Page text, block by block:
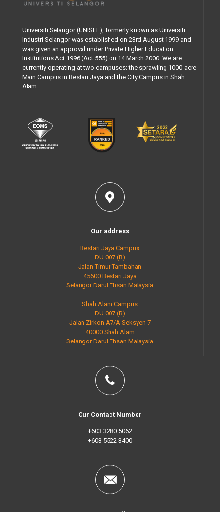
Universiti Selangor (UNISEL), formerly known as Universiti
Industri Selangor was established on 23rd August 1999 and
was given an approval under Private Higher Education
Institutions Act 1996 (Act 555) on 14 March 2000. We are
currently operating at two campuses; the sprawling 1000-acre
Main Campus in Bestari Jaya and the City Campus in Shah
Alam.
Our address
Bestari Jaya Campus
DU 007 (B)
Jalan Timur Tambahan
45600 Bestari Jaya
Selangor Darul Ehsan Malaysia
Shah Alam Campus
DU 007 (B)
Jalan Zirkon A7/A Seksyen 7
40000 Shah Alam
Selangor Darul Ehsan Malaysia
Our Contact Number
+603 3280 5062
+603 5522 3400